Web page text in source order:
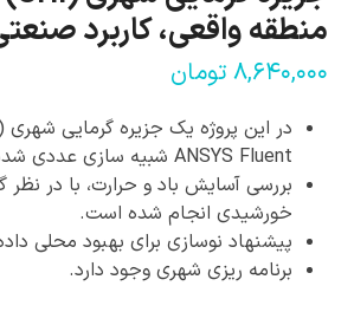
منطقه واقعی، کاربرد
۸,۶۴۰,۰۰۰ تومان
ANSYS Fluent شبیه سازی عددی شده است.
بررسی آسایش باد و حرارت، با در
خورشیدی انجام شده است.
پیشنهاد نوسازی برای بهبود محلی
برنامه ریزی شهری وجود دارد.